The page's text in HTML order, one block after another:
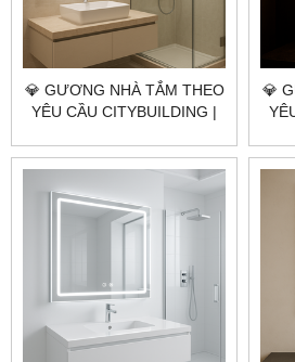
💎 GƯƠNG NHÀ TẮM THEO
YÊU CẦU CITYBUILDING |
GIÁ GƯƠNG NHÀ TẮM XÃ
PHƯỚC HẢI TP.HCM
💎